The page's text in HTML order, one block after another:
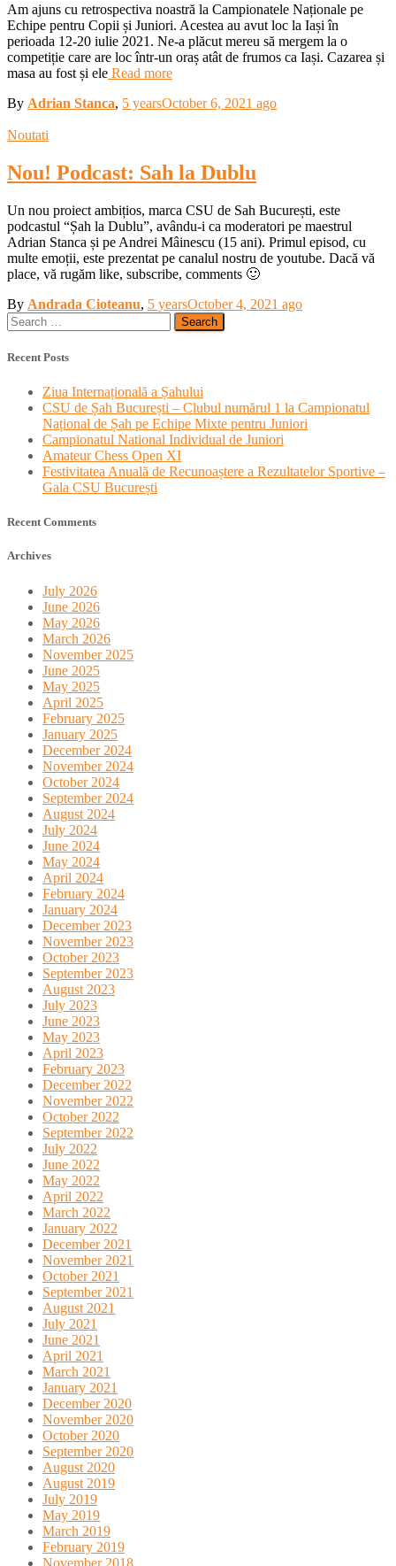
Am ajuns cu retrospectiva noastră la Campionatele Naționale pe
Echipe pentru Copii și Juniori. Acestea au avut loc la Iași în
perioada 12-20 iulie 2021. Ne-a plăcut mereu să mergem la o
competiție care are loc într-un oraș atât de frumos ca Iași. Cazarea și
masa au fost și ele Read more
By Adrian Stanca, 5 yearsOctober 6, 2021 ago
Noutati
Nou! Podcast: Sah la Dublu
Un nou proiect ambițios, marca CSU de Sah București, este
podcastul “Șah la Dublu”, avându-i ca moderatori pe maestrul
Adrian Stanca și pe Andrei Mâinescu (15 ani). Primul episod, cu
multe emoții, este prezentat pe canalul nostru de youtube. Dacă vă
place, vă rugăm like, subscribe, comments 🙂
By Andrada Cioteanu, 5 yearsOctober 4, 2021 ago
Search
for:
Recent Posts
Ziua Internațională a Șahului
CSU de Șah București – Clubul numărul 1 la Campionatul
Național de Șah pe Echipe Mixte pentru Juniori
Campionatul National Individual de Juniori
Amateur Chess Open XI
Festivitatea Anuală de Recunoaștere a Rezultatelor Sportive –
Gala CSU București
Recent Comments
Archives
July 2026
June 2026
May 2026
March 2026
November 2025
June 2025
May 2025
April 2025
February 2025
January 2025
December 2024
November 2024
October 2024
September 2024
August 2024
July 2024
June 2024
May 2024
April 2024
February 2024
January 2024
December 2023
November 2023
October 2023
September 2023
August 2023
July 2023
June 2023
May 2023
April 2023
February 2023
December 2022
November 2022
October 2022
September 2022
July 2022
June 2022
May 2022
April 2022
March 2022
January 2022
December 2021
November 2021
October 2021
September 2021
August 2021
July 2021
June 2021
April 2021
March 2021
January 2021
December 2020
November 2020
October 2020
September 2020
August 2020
August 2019
July 2019
May 2019
March 2019
February 2019
November 2018